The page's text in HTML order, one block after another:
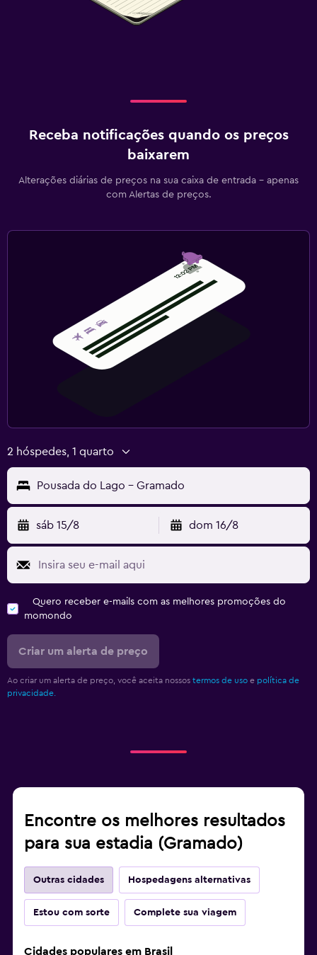
Receba notificações quando os preços
baixarem
Alterações diárias de preços na sua caixa de entrada - apenas
com Alertas de preços.
2 hóspedes, 1 quarto
Pousada do Lago - Gramado
sáb 15/8 dom 16/8
Quero receber e-mails com as melhores promoções do
momondo
Criar um alerta de preço
Ao criar um alerta de preço, você aceita nossos termos de uso e política de
privacidade.
Encontre os melhores resultados
para sua estadia (Gramado)
Outras cidades Hospedagens alternativas
Estou com sorte Complete sua viagem
Cidades populares em Brasil